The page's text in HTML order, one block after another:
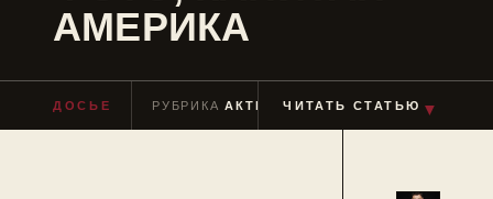
АМЕРИКА
ДОСЬЕ РУБРИКААКТЕРЫ ЧТЕНИЕ ≈ 8 МИН
ЧИТАТЬ СТАТЬЮ ▼